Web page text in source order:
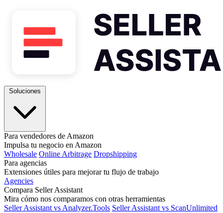
Para vendedores de Amazon
Impulsa tu negocio en Amazon
Wholesale Online Arbitrage Dropshipping
Para agencias
Extensiones útiles para mejorar tu flujo de trabajo
Agencies
Compara Seller Assistant
Mira cómo nos comparamos con otras herramientas
Seller Assistant vs Analyzer.Tools Seller Assistant vs ScanUnlimited